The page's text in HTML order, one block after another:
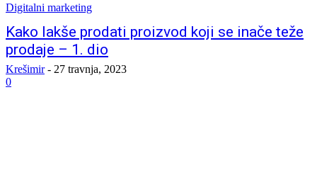
Digitalni marketing
Kako lakše prodati proizvod koji se inače teže
prodaje – 1. dio
Krešimir - 27 travnja, 2023
0